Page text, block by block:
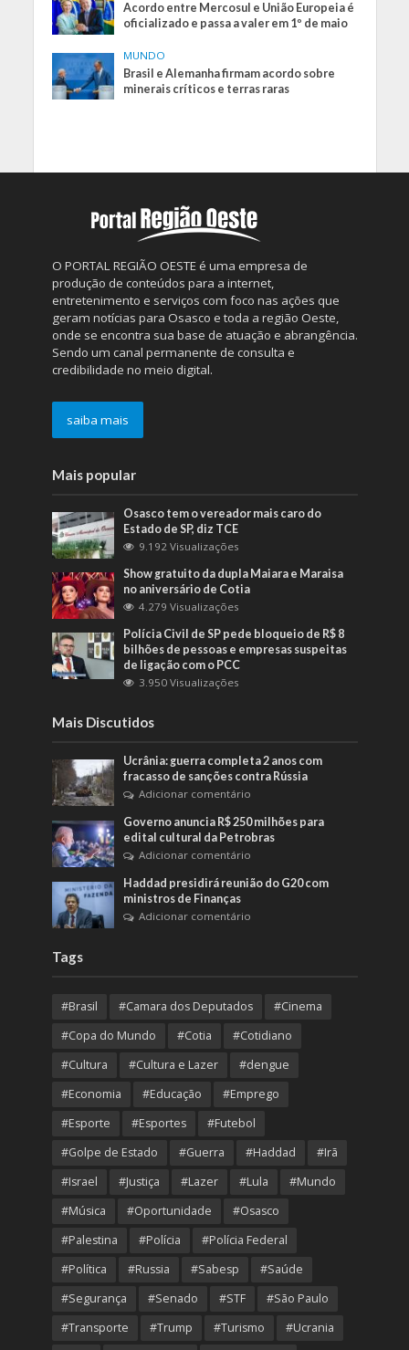
Acordo entre Mercosul e União Europeia é
oficializado e passa a valer em 1º de maio
MUNDO
Brasil e Alemanha firmam acordo sobre
minerais críticos e terras raras
O PORTAL REGIÃO OESTE é uma empresa de
produção de conteúdos para a internet,
entretenimento e serviços com foco nas ações que
geram notícias para Osasco e toda a região Oeste,
onde se encontra sua base de atuação e abrangência.
Sendo um canal permanente de consulta e
credibilidade no meio digital.
saiba mais
Mais popular
Osasco tem o vereador mais caro do
Estado de SP, diz TCE
9.192 Visualizações
Show gratuito da dupla Maiara e Maraisa
no aniversário de Cotia
4.279 Visualizações
Polícia Civil de SP pede bloqueio de R$ 8
bilhões de pessoas e empresas suspeitas
de ligação com o PCC
3.950 Visualizações
Mais Discutidos
Ucrânia: guerra completa 2 anos com
fracasso de sanções contra Rússia
Adicionar comentário
Governo anuncia R$ 250 milhões para
edital cultural da Petrobras
Adicionar comentário
Haddad presidirá reunião do G20 com
ministros de Finanças
Adicionar comentário
Tags
#Brasil #Camara dos Deputados
#Cinema
#Copa do Mundo
#Cotia
#Cotidiano
#Cultura
#Cultura e Lazer
#dengue
#Economia
#Educação
#Emprego
#Esporte
#Esportes
#Futebol
#Golpe de Estado
#Guerra #Haddad
#Irã
#Israel
#Justiça #Lazer #Lula
#Mundo
#Música
#Oportunidade
#Osasco
#Palestina
#Polícia
#Polícia Federal
#Política
#Russia #Sabesp
#Saúde
#Segurança
#Senado #STF
#São Paulo
#Transporte
#Trump #Turismo
#Ucrania